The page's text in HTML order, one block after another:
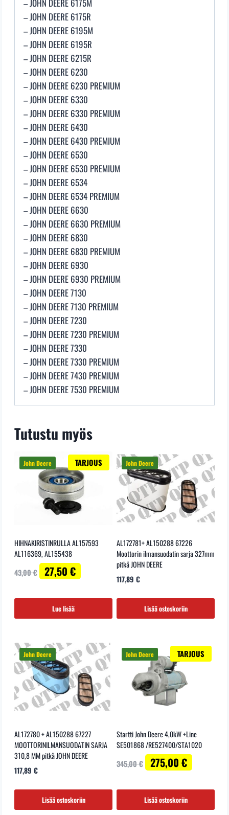
– JOHN DEERE 6175M
– JOHN DEERE 6175R
– JOHN DEERE 6195M
– JOHN DEERE 6195R
– JOHN DEERE 6215R
– JOHN DEERE 6230
– JOHN DEERE 6230 PREMIUM
– JOHN DEERE 6330
– JOHN DEERE 6330 PREMIUM
– JOHN DEERE 6430
– JOHN DEERE 6430 PREMIUM
– JOHN DEERE 6530
– JOHN DEERE 6530 PREMIUM
– JOHN DEERE 6534
– JOHN DEERE 6534 PREMIUM
– JOHN DEERE 6630
– JOHN DEERE 6630 PREMIUM
– JOHN DEERE 6830
– JOHN DEERE 6830 PREMIUM
– JOHN DEERE 6930
– JOHN DEERE 6930 PREMIUM
– JOHN DEERE 7130
– JOHN DEERE 7130 PREMIUM
– JOHN DEERE 7230
– JOHN DEERE 7230 PREMIUM
– JOHN DEERE 7330
– JOHN DEERE 7330 PREMIUM
– JOHN DEERE 7430 PREMIUM
– JOHN DEERE 7530 PREMIUM
Tutustu myös
TARJOUS
HIHNAKIRISTINRULLA AL157593
AL116369, AL155438
43,00€Alkuperäinen
hinta
43,00 €.
27,50 € Nykyinen
hinta
27,50 €.
Lue lisää
AL172781+ AL150288 67226
Moottorin ilmansuodatin sarja 327mm
pitkä JOHN DEERE
117,89 €
Lisää ostoskoriin
AL172780 + AL150288 67227
MOOTTORINILMANSUODATIN SARJA
310,8 MM pitkä JOHN DEERE
117,89 €
Lisää ostoskoriin
TARJOUS
Startti John Deere 4,0kW +Line
SE501868 /RE527400/STA1020
345,00€Alkuperäinen
hinta
345,00 €.
275,00 € Nykyinen
hinta
275,00 €.
Lisää ostoskoriin